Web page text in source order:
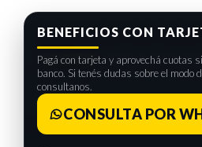
BENEFICIOS CON
Pagá con tarjeta y aprovechá cuotas
banco. Si tenés dudas sobre el modo
consultanos.
CONSULTA POR